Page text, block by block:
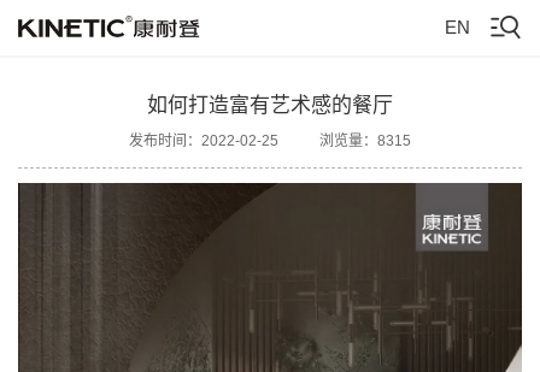
EN
如何打造富有艺术感的餐厅
发布时间：2022-02-25 浏览量：8315